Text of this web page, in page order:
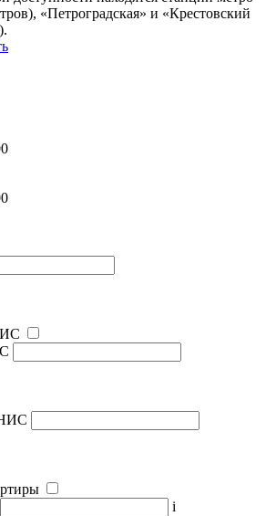
«Петроградская» и «Крестовский
НИС
i